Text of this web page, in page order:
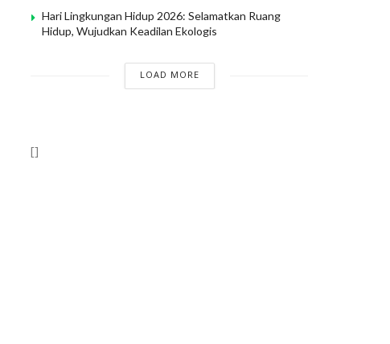
Hari Lingkungan Hidup 2026: Selamatkan Ruang
Hidup, Wujudkan Keadilan Ekologis
LOAD MORE
[]